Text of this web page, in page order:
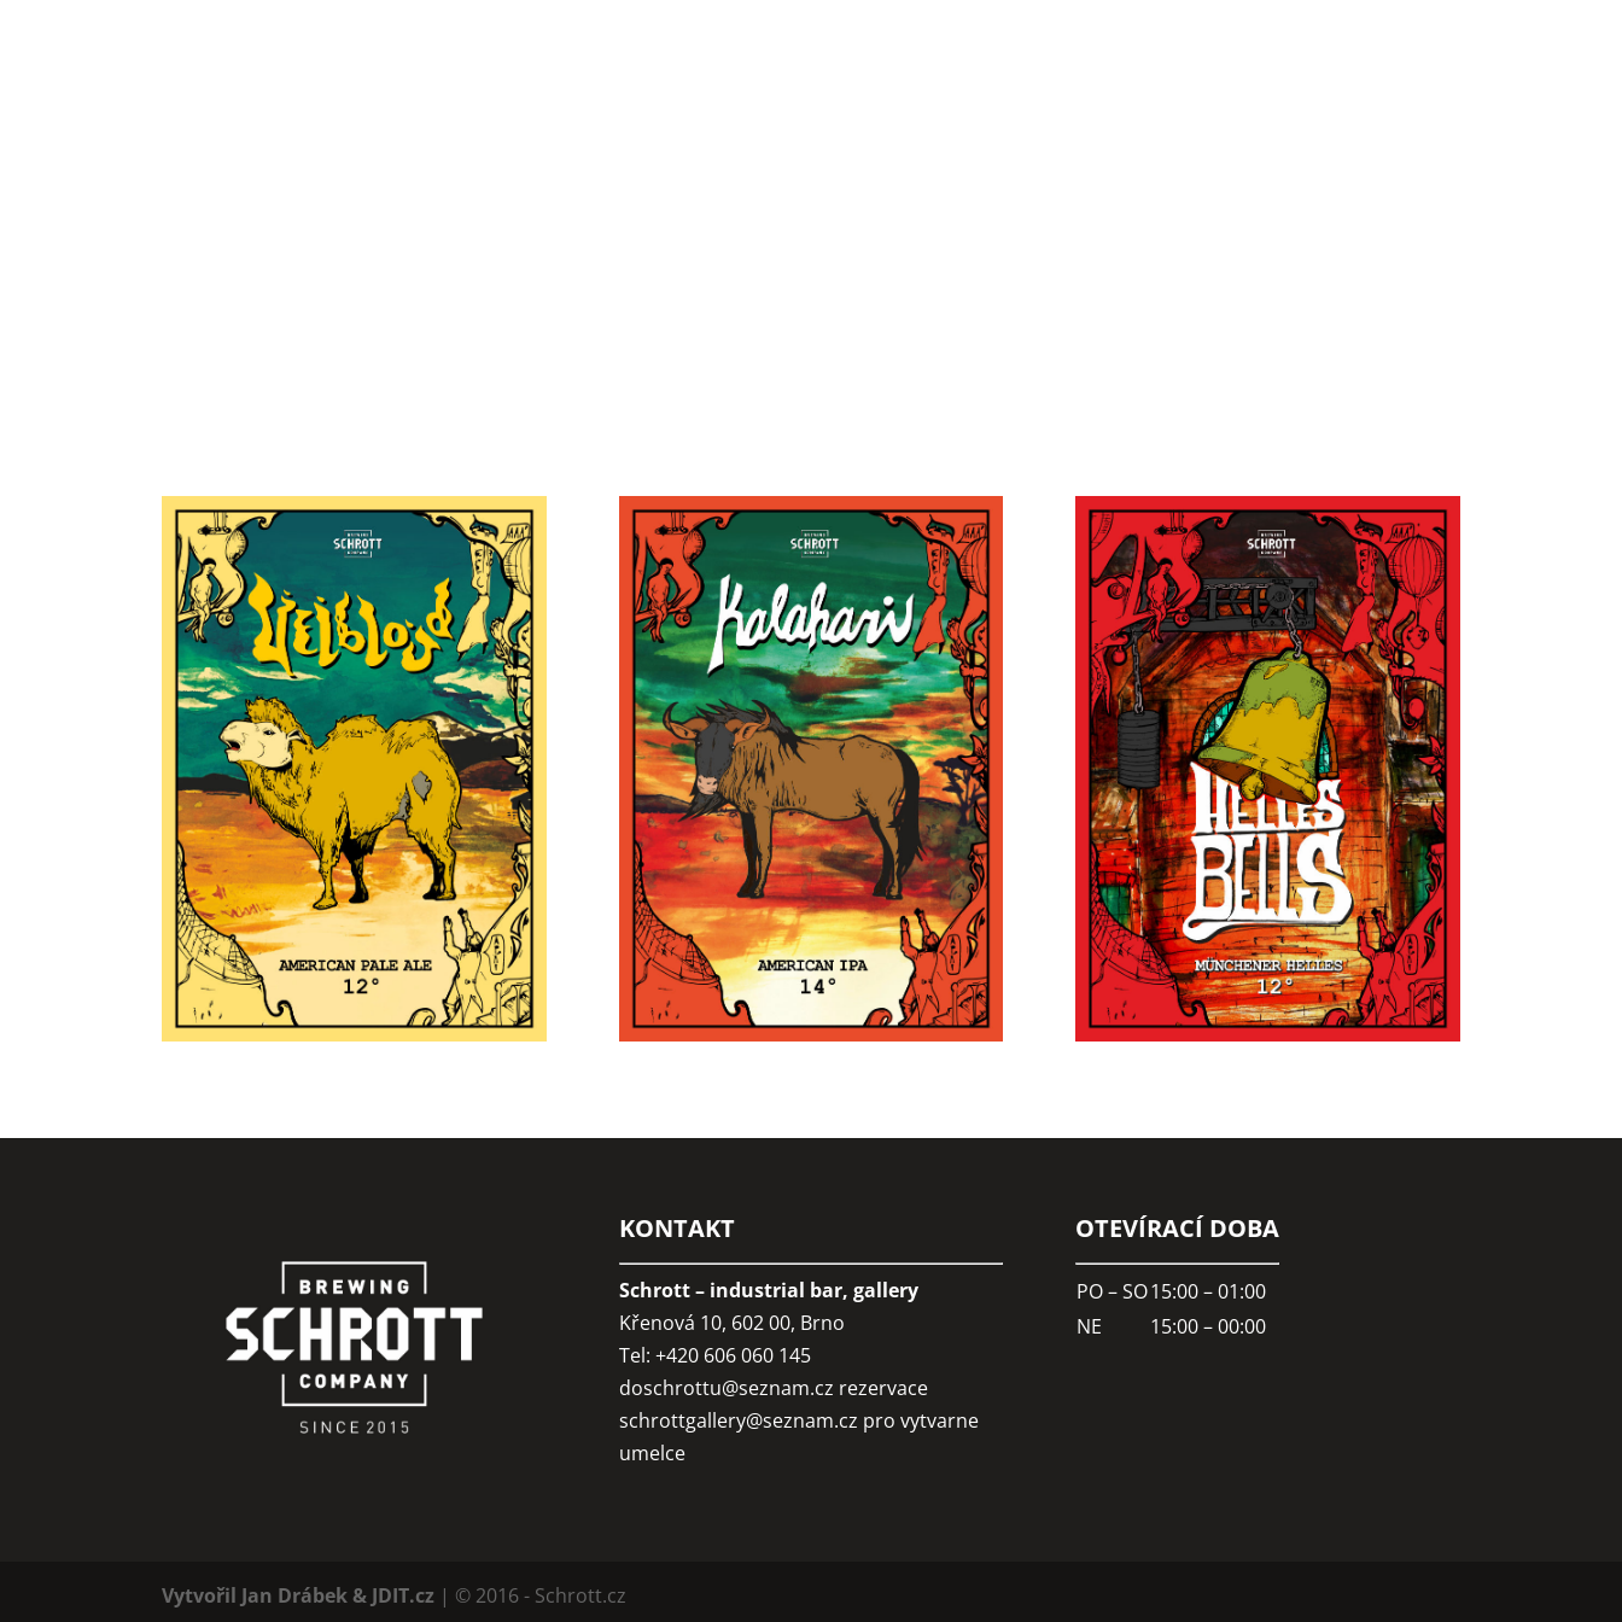
KONTAKT
Schrott – industrial bar, gallery
Křenová 10, 602 00, Brno
Tel: +420 606 060 145
doschrottu@seznam.cz rezervace
schrottgallery@seznam.cz pro vytvarne
umelce
OTEVÍRACÍ DOBA
PO – SO15:00 – 01:00
NE
15:00 – 00:00
Vytvořil Jan Drábek & JDIT.cz | © 2016 - Schrott.cz